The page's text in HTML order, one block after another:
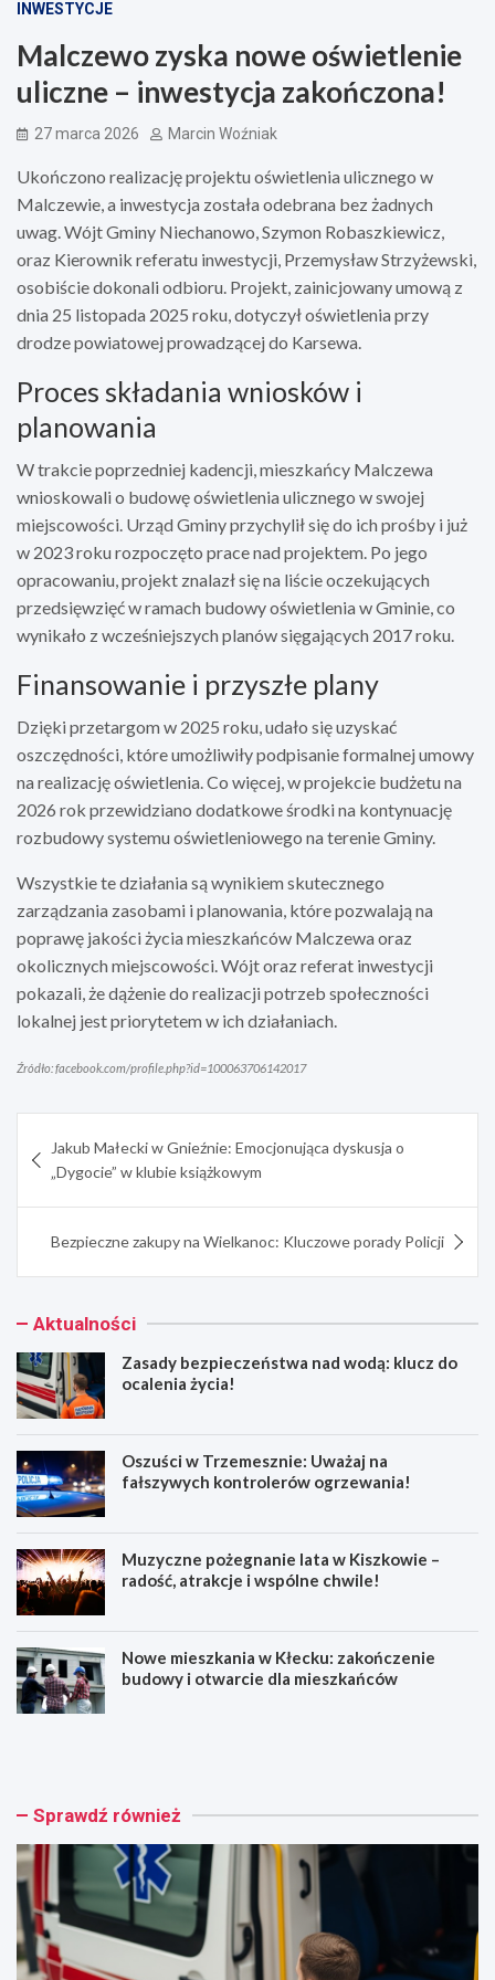
INWESTYCJE
Malczewo zyska nowe oświetlenie
uliczne – inwestycja zakończona!
27 marca 2026 Marcin Woźniak
Ukończono realizację projektu oświetlenia ulicznego w
Malczewie, a inwestycja została odebrana bez żadnych
uwag. Wójt Gminy Niechanowo, Szymon Robaszkiewicz,
oraz Kierownik referatu inwestycji, Przemysław Strzyżewski,
osobiście dokonali odbioru. Projekt, zainicjowany umową z
dnia 25 listopada 2025 roku, dotyczył oświetlenia przy
drodze powiatowej prowadzącej do Karsewa.
Proces składania wniosków i
planowania
W trakcie poprzedniej kadencji, mieszkańcy Malczewa
wnioskowali o budowę oświetlenia ulicznego w swojej
miejscowości. Urząd Gminy przychylił się do ich prośby i już
w 2023 roku rozpoczęto prace nad projektem. Po jego
opracowaniu, projekt znalazł się na liście oczekujących
przedsięwzięć w ramach budowy oświetlenia w Gminie, co
wynikało z wcześniejszych planów sięgających 2017 roku.
Finansowanie i przyszłe plany
Dzięki przetargom w 2025 roku, udało się uzyskać
oszczędności, które umożliwiły podpisanie formalnej umowy
na realizację oświetlenia. Co więcej, w projekcie budżetu na
2026 rok przewidziano dodatkowe środki na kontynuację
rozbudowy systemu oświetleniowego na terenie Gminy.
Wszystkie te działania są wynikiem skutecznego
zarządzania zasobami i planowania, które pozwalają na
poprawę jakości życia mieszkańców Malczewa oraz
okolicznych miejscowości. Wójt oraz referat inwestycji
pokazali, że dążenie do realizacji potrzeb społeczności
lokalnej jest priorytetem w ich działaniach.
Źródło: facebook.com/profile.php?id=100063706142017
wpisu
Jakub Małecki w Gnieźnie: Emocjonująca dyskusja o
„Dygocie” w klubie książkowym
Bezpieczne zakupy na Wielkanoc: Kluczowe porady Policji
Aktualności
Zasady bezpieczeństwa nad wodą: klucz do
ocalenia życia!
Oszuści w Trzemesznie: Uważaj na
fałszywych kontrolerów ogrzewania!
Muzyczne pożegnanie lata w Kiszkowie –
radość, atrakcje i wspólne chwile!
Nowe mieszkania w Kłecku: zakończenie
budowy i otwarcie dla mieszkańców
Z
y
e
z
p
i
e
c
O
c
w
T
r
z
e
m
Sprawdź również